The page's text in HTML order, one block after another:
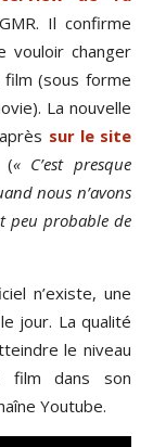
Il confirme
vouloir changer
film (sous forme
La nouvelle
sur le site
(« C’est presque
nous n’avons
peu probable de
n’existe, une
jour. La qualité
le niveau
film dans son
Youtube.